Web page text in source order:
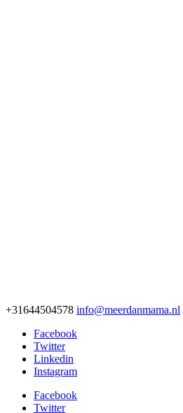
+31644504578 info@meerdanmama.nl
Facebook
Twitter
Linkedin
Instagram
Facebook
Twitter